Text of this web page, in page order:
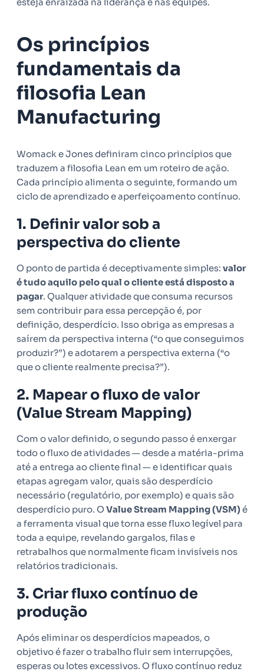
Os princípios
fundamentais da
filosofia Lean
Manufacturing
Womack e Jones definiram cinco princípios que
traduzem a filosofia Lean em um roteiro de ação.
Cada princípio alimenta o seguinte, formando um
ciclo de aprendizado e aperfeiçoamento contínuo.
1. Definir valor sob a
perspectiva do cliente
O ponto de partida é deceptivamente simples: valor
é tudo aquilo pelo qual o cliente está disposto a
pagar. Qualquer atividade que consuma recursos
sem contribuir para essa percepção é, por
definição, desperdício. Isso obriga as empresas a
saírem da perspectiva interna (“o que conseguimos
produzir?”) e adotarem a perspectiva externa (“o
que o cliente realmente precisa?”).
2. Mapear o fluxo de valor
(Value Stream Mapping)
Com o valor definido, o segundo passo é enxergar
todo o fluxo de atividades — desde a matéria-prima
até a entrega ao cliente final — e identificar quais
etapas agregam valor, quais são desperdício
necessário (regulatório, por exemplo) e quais são
desperdício puro. OValue Stream Mapping (VSM)é
a ferramenta visual que torna esse fluxo legível para
toda a equipe, revelando gargalos, filas e
retrabalhos que normalmente ficam invisíveis nos
relatórios tradicionais.
3. Criar fluxo contínuo de
produção
Após eliminar os desperdícios mapeados, o
objetivo é fazer o trabalho fluir sem interrupções,
esperas ou lotes excessivos. O fluxo contínuo reduz